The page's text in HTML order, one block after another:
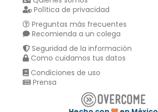
Política de privacidad
Preguntas más frecuentes
Recomienda a un colega
Seguridad de la información
Como cuidamos tus datos
Condiciones de uso
Prensa